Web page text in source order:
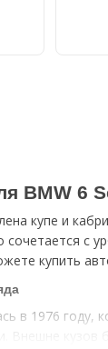
BMW 6
купе и
сочетается с
купить
в 1976 году,